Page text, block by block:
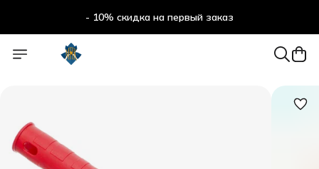
- 10% скидка на первый заказ